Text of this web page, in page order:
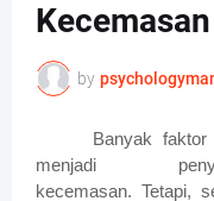
Kecemasan
by
Banyak faktor
menjadi
kecemasan. Tetapi,